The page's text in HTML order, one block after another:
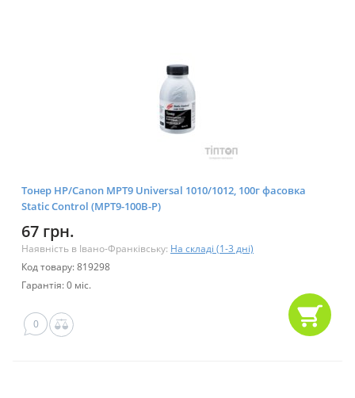
Тонер HP/Canon MPT9 Universal 1010/1012, 100г фасовка
Static Control (MPT9-100B-P)
67 грн.
Наявність в Івано-Франківську: На складі (1-3 дні)
Код товару: 819298
Гарантія: 0 міс.
0